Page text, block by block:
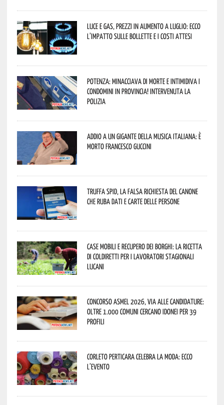
Luce e gas, prezzi in aumento a luglio: ecco
l’impatto sulle bollette e i costi attesi
Potenza: minacciava di morte e intimidiva i
condomini in provincia! Intervenuta la
Polizia
Addio a un gigante della musica italiana: è
morto Francesco Guccini
Truffa Spid, la falsa richiesta del canone
che ruba dati e carte delle persone
Case mobili e recupero dei borghi: la ricetta
di Coldiretti per i lavoratori stagionali
lucani
Concorso Asmel 2026, via alle candidature:
oltre 1.000 Comuni cercano idonei per 39
profili
Corleto Perticara celebra la moda: ecco
l’evento